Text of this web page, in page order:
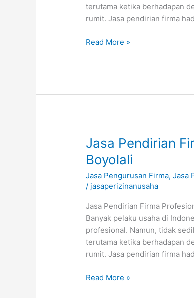
terutama ketika berhadapan
rumit. Jasa pendirian firma
Read More »
Jasa Pendirian
Boyolali
Jasa Pengurusan Firma,Jasa
/ jasaperizinanusaha
Jasa Pendirian Firma
Banyak pelaku usaha di
profesional. Namun, tidak
terutama ketika berhadapan
rumit. Jasa pendirian firma
Jasa
Firma
Terpercaya
untuk
Anda
Boyolali
Read More »